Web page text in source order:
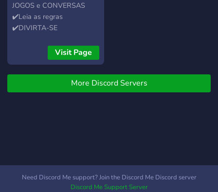
JOGOS e CONVERSAS
✔️Leia as regras
✔️DIVIRTA-SE
Visit Page
More Discord Servers
Need Discord Me support? Join the Discord Me Discord server
Discord Me Support Server